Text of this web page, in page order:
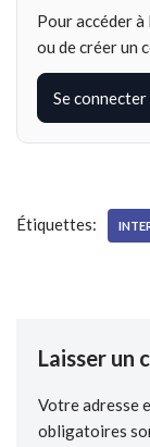
Pour accéder
ou de créer un
Se connecter
Étiquettes:
Laisser un
Votre adresse
obligatoires